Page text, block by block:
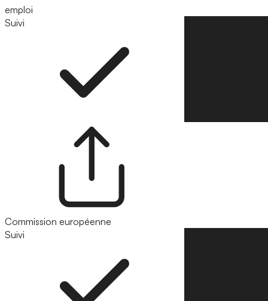
emploi
Suivi
Commission européenne
Suivi